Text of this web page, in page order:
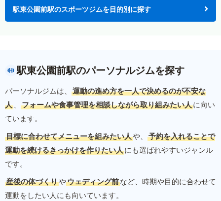
駅東公園前駅のスポーツジムを目的別に探す
駅東公園前駅のパーソナルジムを探す
パーソナルジムは、
運動の進め方を一人で決めるのが不安な
人 、 フォームや食事管理を相談しながら取り組みたい人に向い
ています。
目標に合わせてメニューを組みたい人や、
予約を入れることで
運動を続けるきっかけを作りたい人にも選ばれやすいジャンル
です。
産後の体づくりやウェディング前など、時期や目的に合わせて
運動をしたい人にも向いています。